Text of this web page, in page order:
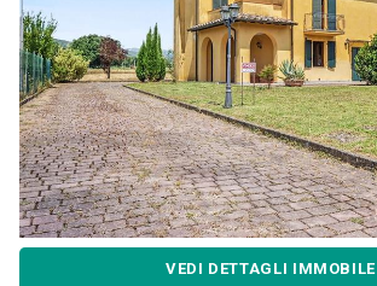
VEDI DETTAGLI IMMOBILE